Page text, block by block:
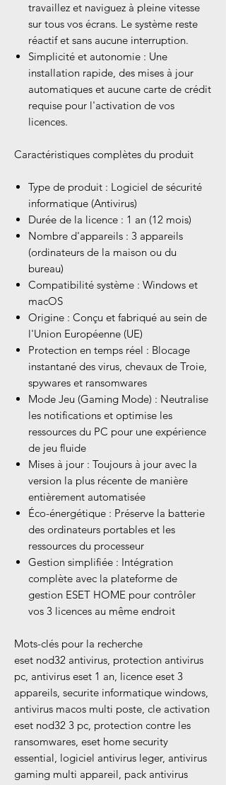
travaillez et naviguez à pleine vitesse
sur tous vos écrans. Le système reste
réactif et sans aucune interruption.
Simplicité et autonomie : Une
installation rapide, des mises à jour
automatiques et aucune carte de crédit
requise pour l'activation de vos
licences.
Caractéristiques complètes du produit
Type de produit : Logiciel de sécurité
informatique (Antivirus)
Durée de la licence : 1 an (12 mois)
Nombre d'appareils : 3 appareils
(ordinateurs de la maison ou du
bureau)
Compatibilité système : Windows et
macOS
Origine : Conçu et fabriqué au sein de
l'Union Européenne (UE)
Protection en temps réel : Blocage
instantané des virus, chevaux de Troie,
spywares et ransomwares
Mode Jeu (Gaming Mode) : Neutralise
les notifications et optimise les
ressources du PC pour une expérience
de jeu fluide
Mises à jour : Toujours à jour avec la
version la plus récente de manière
entièrement automatisée
Éco-énergétique : Préserve la batterie
des ordinateurs portables et les
ressources du processeur
Gestion simplifiée : Intégration
complète avec la plateforme de
gestion ESET HOME pour contrôler
vos 3 licences au même endroit
Mots-clés pour la recherche
eset nod32 antivirus, protection antivirus
pc, antivirus eset 1 an, licence eset 3
appareils, securite informatique windows,
antivirus macos multi poste, cle activation
eset nod32 3 pc, protection contre les
ransomwares, eset home security
essential, logiciel antivirus leger, antivirus
gaming multi appareil, pack antivirus